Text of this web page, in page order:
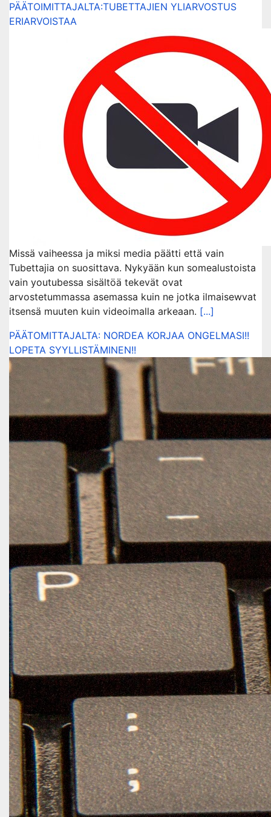
PÄÄTOIMITTAJALTA:TUBETTAJIEN YLIARVOSTUS
ERIARVOISTAA
Missä vaiheessa ja miksi media päätti että vain
Tubettajia on suosittava. Nykyään kun somealustoista
vain youtubessa sisältöä tekevät ovat
arvostetummassa asemassa kuin ne jotka ilmaisewvat
itsensä muuten kuin videoimalla arkeaan. [...]
PÄÄTOMITTAJALTA: NORDEA KORJAA ONGELMASI!!
LOPETA SYYLLISTÄMINEN!!